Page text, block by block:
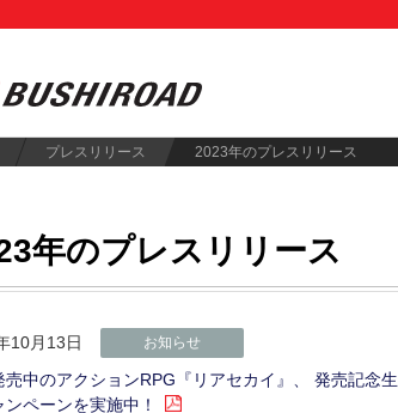
プレスリリース 2023年のプレスリリース
年のプレスリリース
10月13日 お知らせ
売中のアクションRPG『リアセカイ』、 発売記
ンペーンを実施中！